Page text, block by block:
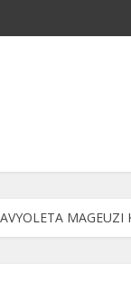
MAGEUZI